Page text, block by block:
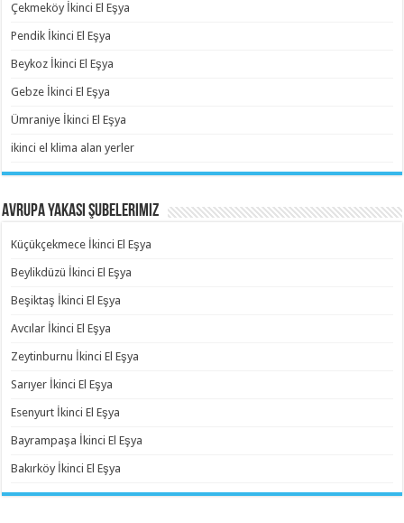
Çekmeköy İkinci El Eşya
Pendik İkinci El Eşya
Beykoz İkinci El Eşya
Gebze İkinci El Eşya
Ümraniye İkinci El Eşya
ikinci el klima alan yerler
Avrupa Yakası Şubelerimiz
Küçükçekmece İkinci El Eşya
Beylikdüzü İkinci El Eşya
Beşiktaş İkinci El Eşya
Avcılar İkinci El Eşya
Zeytinburnu İkinci El Eşya
Sarıyer İkinci El Eşya
Esenyurt İkinci El Eşya
Bayrampaşa İkinci El Eşya
Bakırköy İkinci El Eşya